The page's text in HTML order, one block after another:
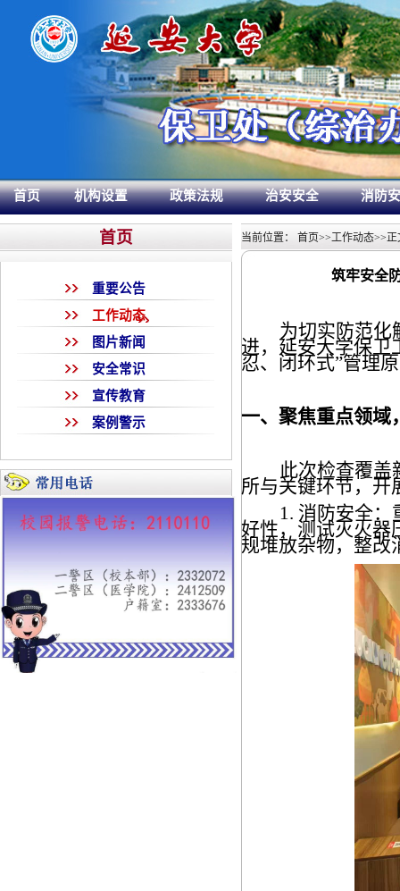
首页 机构设置 政策法规 治安安全 消防
首页
重要公告
工作动态
图片新闻
安全常识
宣传教育
案例警示
当前位置： 首页>>工作动态>>正
筑牢安全
为切实防范化
进，延安大学保卫
忍、闭环式”管理
一、聚焦重点领域
此次检查覆盖
所与关键环节，开
1. 消防安全
好性，测试灭火器
规堆放杂物，整改